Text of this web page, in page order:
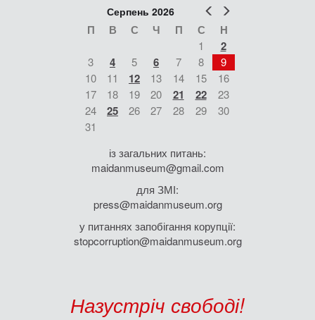
Попер
Серпень 2026
П В С Ч П С Н
1 2
3 4 5 6 7 8
9
10
11 12 13 14 15
16
17
18 19 20 21 22
23
24
25 26 27 28 29
30
31
із загальних питань:
maidanmuseum@gmail.com
для ЗМІ:
press@maidanmuseum.org
у питаннях запобігання корупції:
stopcorruption@maidanmuseum.org
Назустріч свободі!